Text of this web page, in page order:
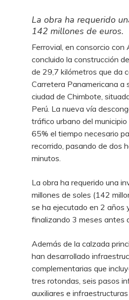
La obra ha requerido
142 millones de euros.
Ferrovial, en consorcio con
concluido la construcción
de 29,7 kilómetros que da
Carretera Panamericana a
ciudad de Chimbote,
Perú. La nueva vía
tráfico urbano del
65% el tiempo necesario
recorrido, pasando de dos
minutos.
La obra ha requerido una
millones de soles (142
se ha ejecutado en 2 años
finalizando 3 meses antes
Además de la calzada
han desarrollado
complementarias que
tres rotondas, seis pasos
auxiliares e